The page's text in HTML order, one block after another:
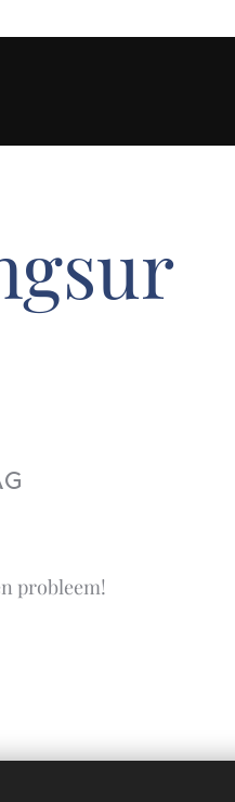
probleem!